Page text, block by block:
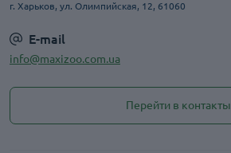
г. Харьков, ул. Олимпийская, 12, 61060
E-mail
info@maxizoo.com.ua
Перейти в контакты